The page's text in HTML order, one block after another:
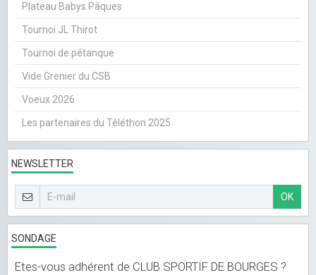
Plateau Babys Pâques
Tournoi JL Thirot
Tournoi de pétanque
Vide Grenier du CSB
Voeux 2026
Les partenaires du Téléthon 2025
NEWSLETTER
OK
SONDAGE
Etes-vous adhérent de CLUB SPORTIF DE BOURGES ?